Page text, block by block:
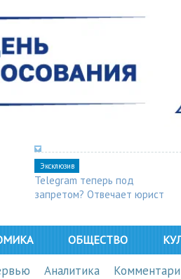
Эксклюзив
Telegram теперь под
запретом? Отвечает юрист
ОБЩЕСТВО
Аналитика